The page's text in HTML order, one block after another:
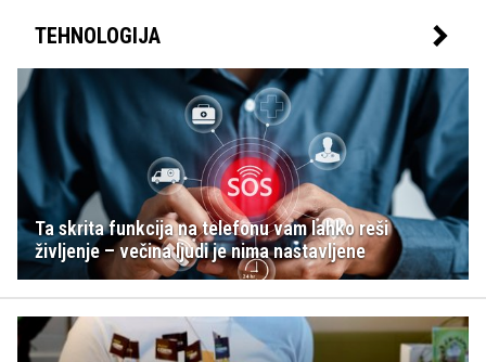
TEHNOLOGIJA
Ta skrita funkcija na telefonu vam lahko reši
življenje – večina ljudi je nima nastavljene